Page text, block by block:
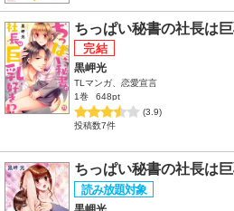
ちっぱい秘書の社長は
黒岬光
TLマンガ、恋愛宣言
1巻
648pt
(3.9)
投稿数7件
ちっぱい秘書の社長は